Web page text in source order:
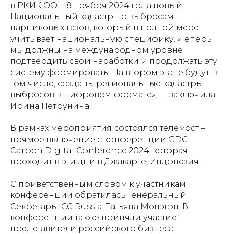
в РКИК ООН 8 ноября 2024 года новый
Национальный кадастр по выбросам
парниковых газов, который в полной мере
учитывает национальную специфику. «Теперь
мы должны на международном уровне
подтвердить свои наработки и продолжать эту
систему формировать. На втором этапе будут, в
том числе, созданы региональные кадастры
выбросов в цифровом формате», — заключила
Ирина Петрунина.
В рамках мероприятия состоялся телемост –
прямое включение с конференции CDC
Carbon Digital Conference 2024, которая
проходит в эти дни в Джакарте, Индонезия.
С приветственным словом к участникам
конференции обратилась Генеральный
Секретарь ICC Russia, Татьяна Монэгэн. В
конференции также приняли участие
представители российского бизнеса: